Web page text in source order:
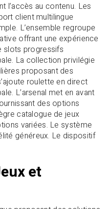
l’accès au contenu. Les
client multilingue
L’ensemble regroupe
offrant une expérience
slots progressifs
La collection privilégie
proposant des
roulette en direct
L’arsenal met en avant
des options
catalogue de jeux
variées. Le système
généreux. Le dispositif
et